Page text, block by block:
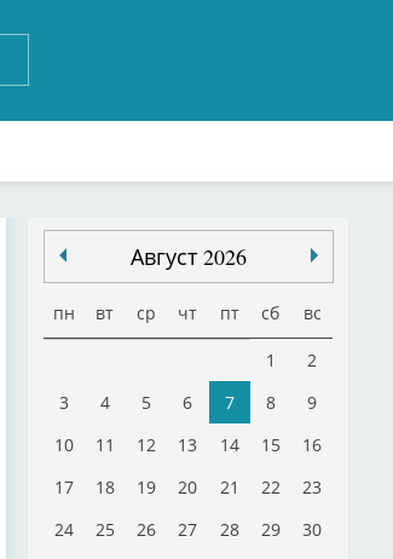
Август 2026
пн вт ср чт пт сб вс
1
2
3
4 5 6 7 8
9
10
11 12 13 14 15
16
17
18 19 20 21 22
23
24
25 26 27 28 29
30